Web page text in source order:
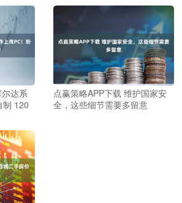
达系
制 120
点赢策略APP下载 维护国家安
全，这些细节需要多留意